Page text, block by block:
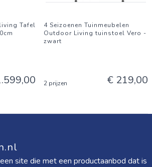
Tafel
4 Seizoenen Tuinmeubelen
Outdoor Living tuinstoel Vero -
zwart
2 prijzen € 219,00
site die met een productaanbod dat is